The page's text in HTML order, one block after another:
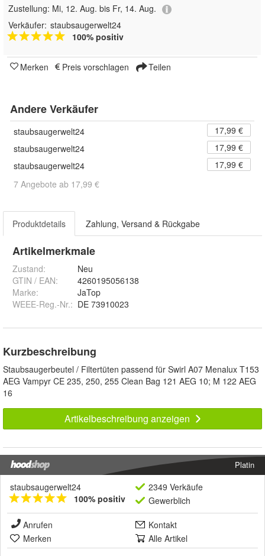
Zustellung: Mi, 12. Aug. bis Fr, 14. Aug.
Verkäufer: staubsaugerwelt24
100% positiv
Merken Preis vorschlagen Teilen
Andere Verkäufer
staubsaugerwelt24
17,99 €
staubsaugerwelt24
17,99 €
staubsaugerwelt24
17,99 €
7 Angebote ab 17,99 €
Produktdetails Zahlung, Versand & Rückgabe
Artikelmerkmale
Zustand:
Neu
GTIN / EAN:
4260195056138
Marke:
JaTop
WEEE-Reg.-Nr.: DE 73910023
Kurzbeschreibung
Staubsaugerbeutel / Filtertüten passend für Swirl A07 Menalux T153
AEG Vampyr CE 235, 250, 255 Clean Bag 121 AEG 10; M 122 AEG
16
Artikelbeschreibung anzeigen
Platin
staubsaugerwelt24
100% positiv
2349 Verkäufe
Gewerblich
Anrufen
Kontakt
Merken
Alle Artikel